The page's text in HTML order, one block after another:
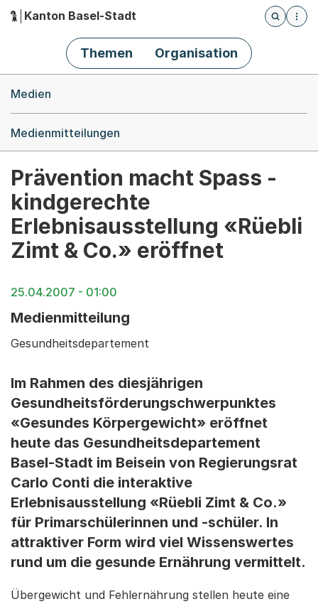
Hauptnavigation
Kanton Basel-Stadt
Öffnet
Themen Organisation
Medien
Medienmitteilungen
Prävention macht Spass -
kindgerechte
Erlebnisausstellung «Rüebli
Zimt & Co.» eröffnet
25.04.2007 - 01:00
Medienmitteilung
Gesundheitsdepartement
Im Rahmen des diesjährigen
Gesundheitsförderungschwerpunktes
«Gesundes Körpergewicht» eröffnet
heute das Gesundheitsdepartement
Basel-Stadt im Beisein von Regierungsrat
Carlo Conti die interaktive
Erlebnisausstellung «Rüebli Zimt & Co.»
für Primarschülerinnen und -schüler. In
attraktiver Form wird viel Wissenswertes
rund um die gesunde Ernährung vermittelt.
Übergewicht und Fehlernährung stellen heute eine